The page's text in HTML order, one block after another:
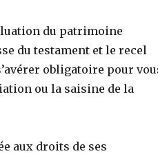
du patrimoine
du testament et le recel
obligatoire pour
ou la saisine de la
aux droits de ses